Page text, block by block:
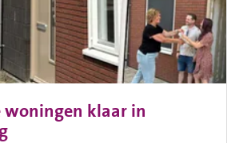
woningen klaar in